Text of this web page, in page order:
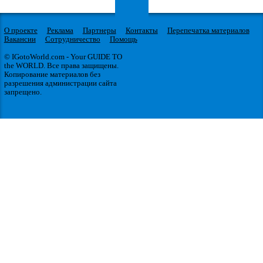
О проекте Реклама Партнеры Контакты
Перепечатка материалов
Вакансии
Сотрудничество
Помощь
© IGotoWorld.com - Your GUIDE TO
the WORLD. Все права защищены.
Копирование материалов без
разрешения администрации сайта
запрещено.